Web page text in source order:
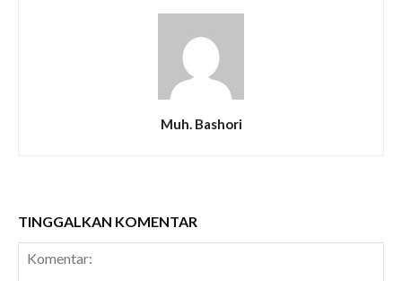
Muh. Bashori
TINGGALKAN KOMENTAR